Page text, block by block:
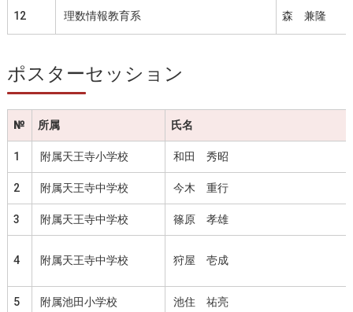
12 理数情報教育系 森 兼隆
ポスターセッション
№ 所属 氏名
1 附属天王寺小学校 和田 秀昭
2 附属天王寺中学校 今木 重行
3 附属天王寺中学校 篠原 孝雄
4 附属天王寺中学校 狩屋 壱成
5 附属池田小学校 池住 祐亮